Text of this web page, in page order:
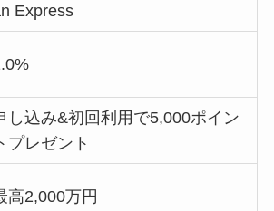
Express
し込み&初回利用で5,000ポイン
プレゼント
高2,000万円